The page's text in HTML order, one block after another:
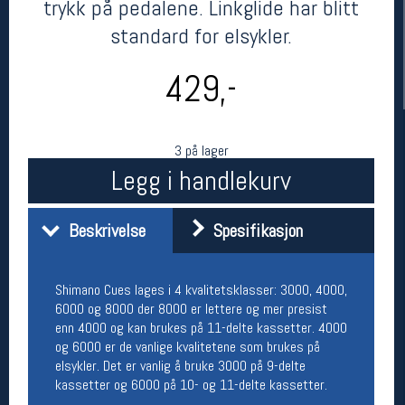
trykk på pedalene. Linkglide har blitt
standard for elsykler.
429,-
3 på lager
Legg i handlekurv
Beskrivelse Spesifikasjon
Shimano Cues lages i 4 kvalitetsklasser: 3000, 4000,
6000 og 8000 der 8000 er lettere og mer presist
enn 4000 og kan brukes på 11-delte kassetter. 4000
og 6000 er de vanlige kvalitetene som brukes på
elsykler. Det er vanlig å bruke 3000 på 9-delte
kassetter og 6000 på 10- og 11-delte kassetter.
Her finner du oss
Oslo Sportslager
Telefon: 23 32 62 00
(telefontid man-fredag klokken 10-13)
Vis i kart
Om oss
Kontakt oss